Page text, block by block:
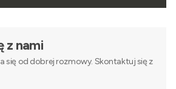
z nami
się od dobrej rozmowy. Skontaktuj się z